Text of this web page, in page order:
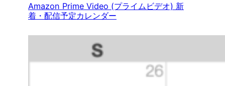
Amazon Prime Video (プライムビデオ) 新
着・配信予定カレンダー